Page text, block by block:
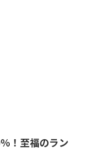
！至福のラン